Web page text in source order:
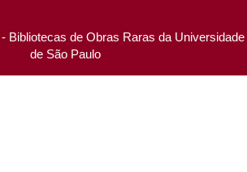
Bibliotecas de Obras Raras da Universidade
de São Paulo